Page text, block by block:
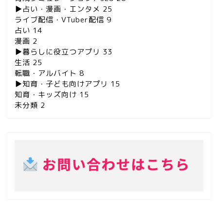
▶︎占い・漫画・エンタメ 25
ライブ配信・VTuber配信 9
占い 14
漫画 2
▶︎暮らしに役立つアプリ 33
生活 25
転職・アルバイト 8
▶︎知育・子ども向けアプリ 15
知育・キッズ向け 15
未分類 2